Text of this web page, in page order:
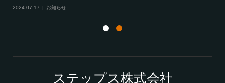
2024.07.17 お知らせ
ステップス株式会社